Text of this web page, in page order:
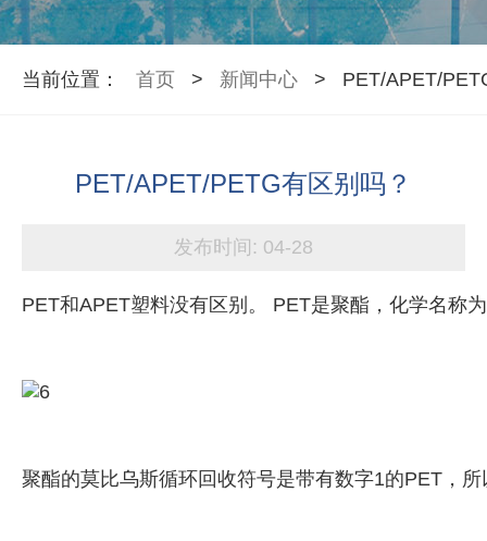
当前位置： 首页 > 新闻中心 > PET/APET/
PET/APET/PETG有区别吗？
发布时间: 04-28
PET和APET塑料没有区别。 PET是聚酯，化学名称
聚酯的莫比乌斯循环回收符号是带有数字1的PET，